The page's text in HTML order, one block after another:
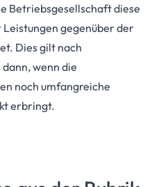
Betriebsgesellschaft diese
gegenüber der
Dies gilt nach
wenn die
noch umfangreiche
erbringt.